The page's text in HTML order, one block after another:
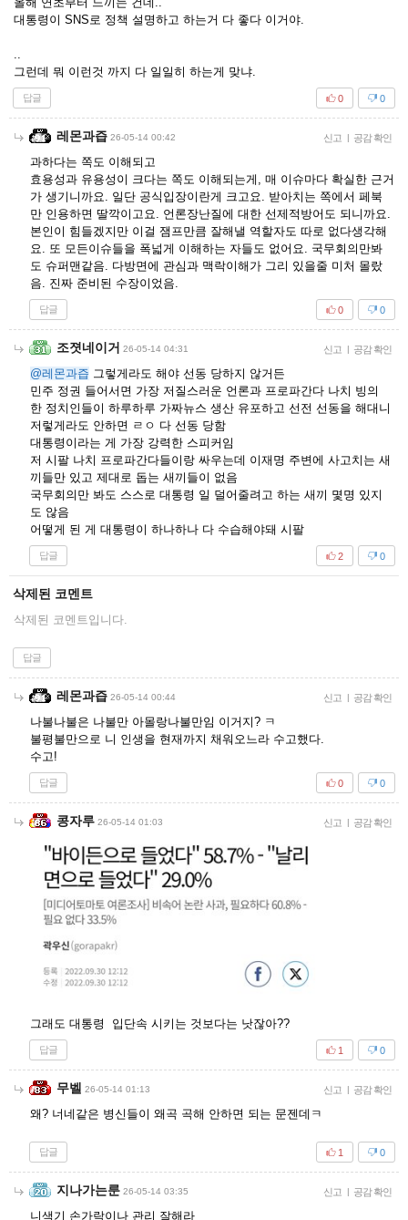
대통령이 SNS로 정책 설명하고 하는거 다 좋다 이거야.
..
그런데 뭐 이런것 까지 다 일일히 하는게 맞냐.
답글 0
0
레몬과즙 26-05-14 00:42 신고 | 공감 확인
과하다는 쪽도 이해되고
효용성과 유용성이 크다는 쪽도 이해되는게, 매 이슈마다 확실한 근거
가 생기니까요. 일단 공식입장이란게 크고요. 받아치는 쪽에서 페북
만 인용하면 딸깍이고요. 언론장난질에 대한 선제적방어도 되니까요.
본인이 힘들겠지만 이걸 잼프만큼 잘해낼 역할자도 따로 없다생각해
요. 또 모든이슈들을 폭넓게 이해하는 자들도 없어요. 국무회의만봐
도 슈퍼맨같음. 다방면에 관심과 맥락이해가 그리 있을줄 미처 몰랐
음. 진짜 준비된 수장이었음.
답글 0
0
조졋네이거 26-05-14 04:31 신고 | 공감 확인
@레몬과즙 그렇게라도 해야 선동 당하지 않거든
민주 정권 들어서면 가장 저질스러운 언론과 프로파간다 나치 빙의
한 정치인들이 하루하루 가짜뉴스 생산 유포하고 선전 선동을 해대니
저렇게라도 안하면 ㄹㅇ 다 선동 당함
대통령이라는 게 가장 강력한 스피커임
저 시팔 나치 프로파간다들이랑 싸우는데 이재명 주변에 사고치는 새
끼들만 있고 제대로 돕는 새끼들이 없음
국무회의만 봐도 스스로 대통령 일 덜어줄려고 하는 새끼 몇명 있지
도 않음
어떻게 된 게 대통령이 하나하나 다 수습해야돼 시팔
답글 0
2
삭제된 코멘트
삭제된 코멘트입니다.
답글
레몬과즙 26-05-14 00:44 신고 | 공감 확인
나불나불은 나불만 아몰랑나불만임 이거지? ㅋ
불평불만으로 니 인생을 현재까지 채워오느라 수고했다.
수고!
답글 0
0
콩자루 26-05-14 01:03 신고 | 공감 확인
그래도 대통령 입단속 시키는 것보다는 낫잖아??
답글 0
1
무벨 26-05-14 01:13 신고 | 공감 확인
왜? 너네같은 병신들이 왜곡 곡해 안하면 되는 문젠데ㅋ
답글 0
1
지나가는룬 26-05-14 03:35 신고 | 공감 확인
니색기 손가락이나 관리 잘해라